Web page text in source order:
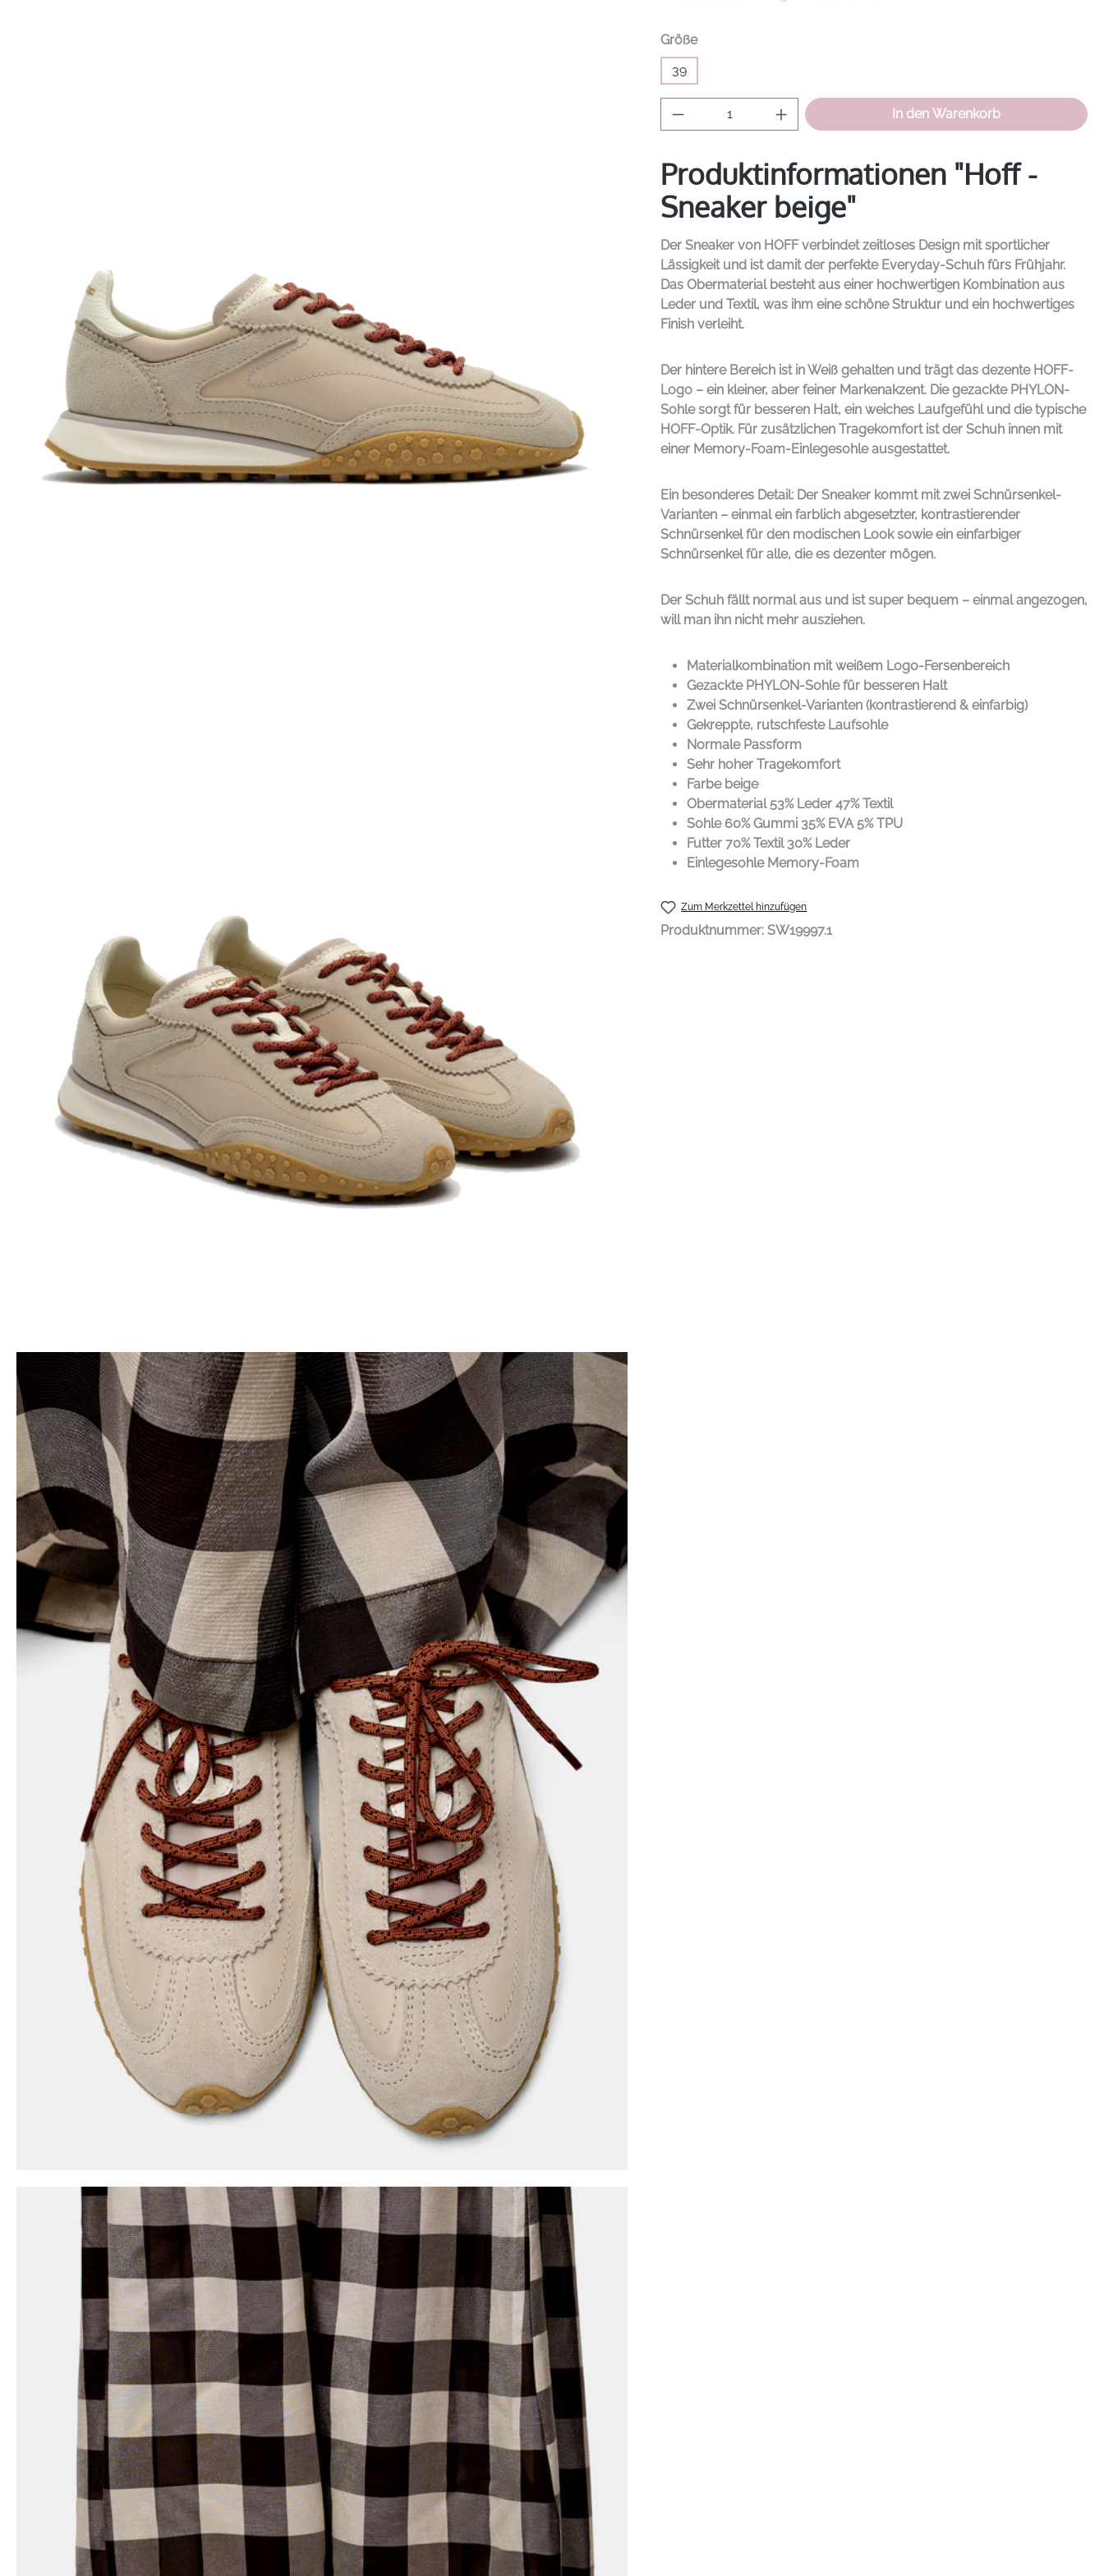
Größeauswählen
39
Produkt Anzahl: Gib den gewünschten Wert
In den Warenkorb
Produktinformationen "Hoff -
Sneaker beige"
Der Sneaker von HOFFverbindet zeitloses Design mit sportlicher
Lässigkeit und ist damit der perfekte Everyday-Schuh fürs Frühjahr.
Das Obermaterial besteht aus einer hochwertigen Kombination aus
Leder und Textil, was ihm eine schöne Struktur und ein hochwertiges
Finish verleiht.
Der hintere Bereich ist in Weiß gehalten und trägt das dezente HOFF-
Logo – ein kleiner, aber feiner Markenakzent. Die gezackte PHYLON-
Sohle sorgt für besseren Halt, ein weiches Laufgefühl und die typische
HOFF-Optik. Für zusätzlichen Tragekomfort ist der Schuh innen mit
einer Memory-Foam-Einlegesohle ausgestattet.
Ein besonderes Detail: Der Sneaker kommt mit zwei Schnürsenkel-
Varianten – einmal ein farblich abgesetzter, kontrastierender
Schnürsenkel für den modischen Look sowie ein einfarbiger
Schnürsenkel für alle, die es dezenter mögen.
Der Schuh fällt normal aus und ist super bequem – einmal angezogen,
will man ihn nicht mehr ausziehen.
Materialkombination mit weißem Logo-Fersenbereich
Gezackte PHYLON-Sohle für besseren Halt
Zwei Schnürsenkel-Varianten (kontrastierend & einfarbig)
Gekreppte, rutschfeste Laufsohle
Normale Passform
Sehr hoher Tragekomfort
Farbe beige
Obermaterial 53% Leder 47% Textil
Sohle 60% Gummi 35% EVA 5% TPU
Futter 70% Textil 30% Leder
Einlegesohle Memory-Foam
Zum Merkzettel hinzufügen
Produktnummer: SW19997.1